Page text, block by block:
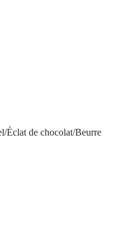
Éclat de chocolat/Beurre